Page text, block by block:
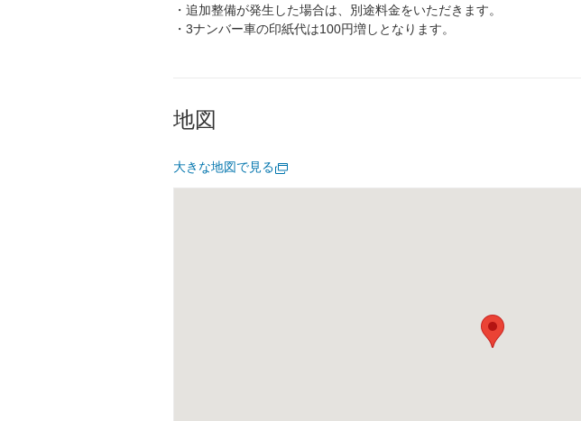
・追加整備が発生した場合は、別途料金をいただきます。
・3ナンバー車の印紙代は100円増しとなります。
地図
大きな地図で見る